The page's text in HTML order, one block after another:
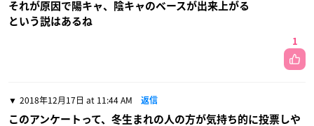
それが原因で陽キャ、陰キャのベースが出来上がる
という説はあるね
1
2018年12月17日 at 11:44 AM 返信
このアンケートって、冬生まれの人の方が気持ち的に投票しや